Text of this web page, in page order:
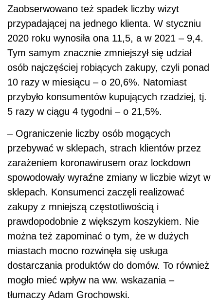
Zaobserwowano też spadek liczby wizyt
przypadającej na jednego klienta. W styczniu
2020 roku wynosiła ona 11,5, a w 2021 – 9,4.
Tym samym znacznie zmniejszył się udział
osób najczęściej robiących zakupy, czyli ponad
10 razy w miesiącu – o 20,6%. Natomiast
przybyło konsumentów kupujących rzadziej, tj.
5 razy w ciągu 4 tygodni – o 21,5%.
– Ograniczenie liczby osób mogących
przebywać w sklepach, strach klientów przez
zarażeniem koronawirusem oraz lockdown
spowodowały wyraźne zmiany w liczbie wizyt w
sklepach. Konsumenci zaczęli realizować
zakupy z mniejszą częstotliwością i
prawdopodobnie z większym koszykiem. Nie
można też zapominać o tym, że w dużych
miastach mocno rozwinęła się usługa
dostarczania produktów do domów. To również
mogło mieć wpływ na ww. wskazania –
tłumaczy Adam Grochowski.